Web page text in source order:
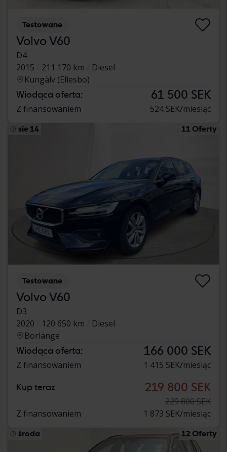
Testowane
Volvo V60
D4
2015
211 170 km
Diesel
Kungälv (Ellesbo)
Wiodąca oferta: 61 500 SEK
Z finansowaniem 524 SEK/miesiąc
sie 14 11 Oferty
Testowane
Volvo V60
D3
2020
120 650 km
Diesel
Borlänge
Wiodąca oferta: 166 000 SEK
Z finansowaniem 1 415 SEK/miesiąc
Kup teraz 219 800 SEK
229 800 SEK
Z finansowaniem
1 873 SEK/miesiąc
środa 12 Oferty